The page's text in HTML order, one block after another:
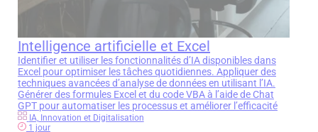
Intelligence artificielle et Excel
Identifier et utiliser les fonctionnalités d’IA disponibles dans
Excel pour optimiser les tâches quotidiennes. Appliquer des
techniques avancées d’analyse de données en utilisant l’IA.
Générer des formules Excel et du code VBA à l’aide de Chat
GPT pour automatiser les processus et améliorer l’efficacité
IA, Innovation et Digitalisation
1 jour